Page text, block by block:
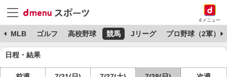
dメニュー
MLB ゴルフ 高校野球 競馬 Jリーグ プロ野球（2軍）
日程・結果